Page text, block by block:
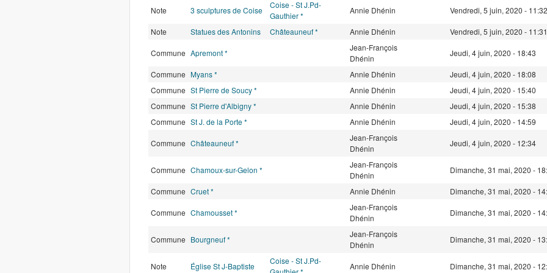
Note 3 sculptures de Coise
Coise - St J.Pd-
Gauthier *
Annie Dhénin Vendredi, 5 juin, 2020 - 11:32
Note Statues des Antonins Châteauneuf * Annie Dhénin Vendredi, 5 juin, 2020 - 11:31
Commune Apremont *
Jean-François
Dhénin
Jeudi, 4 juin, 2020 - 18:43
Commune Myans * Annie Dhénin
Jeudi, 4 juin, 2020 - 18:08
Commune St Pierre de Soucy * Annie Dhénin
Jeudi, 4 juin, 2020 - 15:40
Commune St Pierre d'Albigny * Annie Dhénin
Jeudi, 4 juin, 2020 - 15:38
Commune St J. de la Porte * Annie Dhénin Jeudi, 4 juin, 2020 - 14:59
Commune Châteauneuf *
Jean-François
Dhénin
Jeudi, 4 juin, 2020 - 12:34
Commune Chamoux-sur-Gelon *
Jean-François
Dhénin
Dimanche, 31 mai, 2020 -
Commune Cruet * Annie Dhénin Dimanche, 31 mai, 2020 -
Commune Chamousset *
Jean-François
Dhénin
Dimanche, 31 mai, 2020 -
Commune Bourgneuf *
Jean-François
Dhénin
Dimanche, 31 mai, 2020 -
Note Église St J-Baptiste
Coise - St J.Pd-
Annie Dhénin Dimanche, 31 mai, 2020 -